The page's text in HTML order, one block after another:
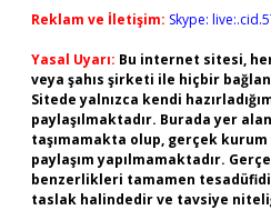
Reklam ve İletişim: Skype:
Yasal Uyarı: Bu internet sitesi,
veya şahıs şirketi ile hiçbir
Sitede yalnızca kendi
paylaşılmaktadır. Burada yer
taşımamakta olup, gerçek
paylaşım yapılmamaktadır.
benzerlikleri tamamen
taslak halindedir ve tavsiye